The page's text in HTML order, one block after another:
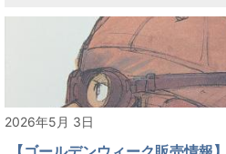
2026年5月 3日